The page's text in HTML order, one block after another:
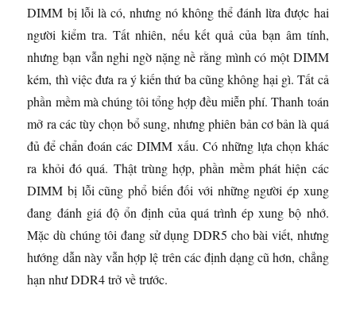
DIMM bị lỗi là có, nhưng nó không thể đánh lừa được hai
người kiểm tra. Tất nhiên, nếu kết quả của bạn âm tính,
nhưng bạn vẫn nghi ngờ nặng nề rằng mình có một DIMM
kém, thì việc đưa ra ý kiến ​​thứ ba cũng không hại gì. Tất cả
phần mềm mà chúng tôi tổng hợp đều miễn phí. Thanh toán
mở ra các tùy chọn bổ sung, nhưng phiên bản cơ bản là quá
đủ để chẩn đoán các DIMM xấu. Có những lựa chọn khác
ra khỏi đó quá. Thật trùng hợp, phần mềm phát hiện các
DIMM bị lỗi cũng phổ biến đối với những người ép xung
đang đánh giá độ ổn định của quá trình ép xung bộ nhớ.
Mặc dù chúng tôi đang sử dụng DDR5 cho bài viết, nhưng
hướng dẫn này vẫn hợp lệ trên các định dạng cũ hơn, chẳng
hạn như DDR4 trở về trước.